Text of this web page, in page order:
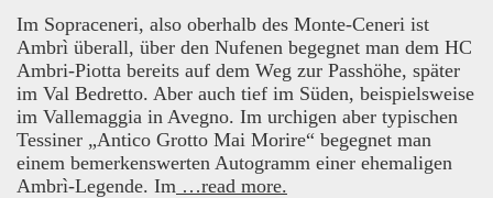
Im Sopraceneri, also oberhalb des Monte-Ceneri ist
Ambrì überall, über den Nufenen begegnet man dem HC
Ambri-Piotta bereits auf dem Weg zur Passhöhe, später
im Val Bedretto. Aber auch tief im Süden, beispielsweise
im Vallemaggia in Avegno. Im urchigen aber typischen
Tessiner „Antico Grotto Mai Morire“ begegnet man
einem bemerkenswerten Autogramm einer ehemaligen
Ambrì-Legende. Im …read more.